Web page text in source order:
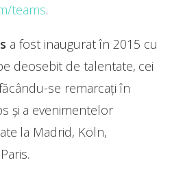
teams.
a fost inaugurat în 2015 cu
deosebit de talentate, cei
se remarcați în
și a evenimentelor
la Madrid, Köln,